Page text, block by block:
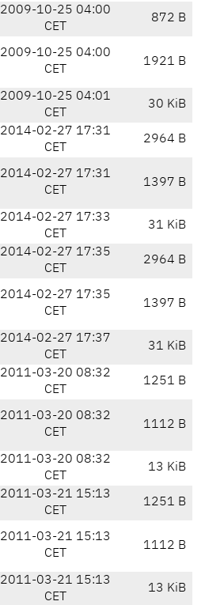
2009-10-25 04:00
CET
872 B
2009-10-25 04:00
CET
1921 B
2009-10-25 04:01
CET
30 KiB
2014-02-27 17:31
CET
2964 B
2014-02-27 17:31
CET
1397 B
2014-02-27 17:33
CET
31 KiB
2014-02-27 17:35
CET
2964 B
2014-02-27 17:35
CET
1397 B
2014-02-27 17:37
CET
31 KiB
2011-03-20 08:32
CET
1251 B
2011-03-20 08:32
CET
1112 B
2011-03-20 08:32
CET
13 KiB
2011-03-21 15:13
CET
1251 B
2011-03-21 15:13
CET
1112 B
2011-03-21 15:13
CET
13 KiB